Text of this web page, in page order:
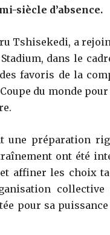
siècle d’absence.
Tshisekedi, a
dans le
favoris de la
du monde
une préparation
ont été
affiner les choix
pour sa